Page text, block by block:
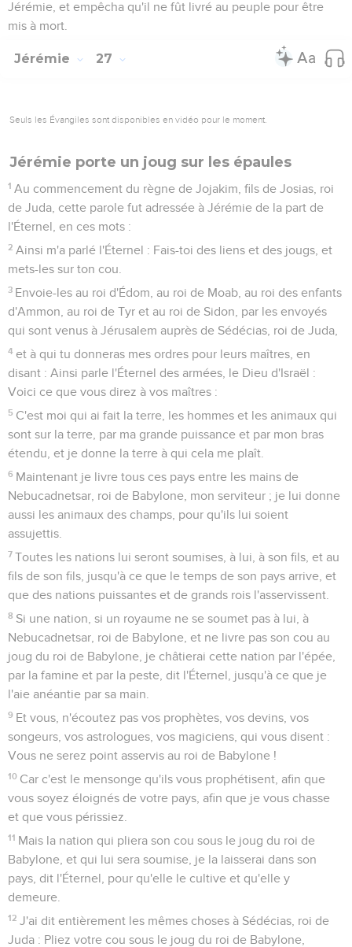
Jérémie, et empêcha qu'il ne fût livré au peuple pour être
mis à mort.
Jérémie 27
Seuls les Évangiles sont disponibles en vidéo pour le moment.
Jérémie porte un joug sur les épaules
1 Au commencement du règne de Jojakim, fils de Josias, roi
de Juda, cette parole fut adressée à Jérémie de la part de
l'Éternel, en ces mots :
2 Ainsi m'a parlé l'Éternel : Fais-toi des liens et des jougs, et
mets-les sur ton cou.
3 Envoie-les au roi d'Édom, au roi de Moab, au roi des enfants
d'Ammon, au roi de Tyr et au roi de Sidon, par les envoyés
qui sont venus à Jérusalem auprès de Sédécias, roi de Juda,
4 et à qui tu donneras mes ordres pour leurs maîtres, en
disant : Ainsi parle l'Éternel des armées, le Dieu d'Israël :
Voici ce que vous direz à vos maîtres :
5 C'est moi qui ai fait la terre, les hommes et les animaux qui
sont sur la terre, par ma grande puissance et par mon bras
étendu, et je donne la terre à qui cela me plaît.
6 Maintenant je livre tous ces pays entre les mains de
Nebucadnetsar, roi de Babylone, mon serviteur ; je lui donne
aussi les animaux des champs, pour qu'ils lui soient
assujettis.
7 Toutes les nations lui seront soumises, à lui, à son fils, et au
fils de son fils, jusqu'à ce que le temps de son pays arrive, et
que des nations puissantes et de grands rois l'asservissent.
8 Si une nation, si un royaume ne se soumet pas à lui, à
Nebucadnetsar, roi de Babylone, et ne livre pas son cou au
joug du roi de Babylone, je châtierai cette nation par l'épée,
par la famine et par la peste, dit l'Éternel, jusqu'à ce que je
l'aie anéantie par sa main.
9 Et vous, n'écoutez pas vos prophètes, vos devins, vos
songeurs, vos astrologues, vos magiciens, qui vous disent :
Vous ne serez point asservis au roi de Babylone !
10 Car c'est le mensonge qu'ils vous prophétisent, afin que
vous soyez éloignés de votre pays, afin que je vous chasse
et que vous périssiez.
11 Mais la nation qui pliera son cou sous le joug du roi de
Babylone, et qui lui sera soumise, je la laisserai dans son
pays, dit l'Éternel, pour qu'elle le cultive et qu'elle y
demeure.
12 J'ai dit entièrement les mêmes choses à Sédécias, roi de
Juda : Pliez votre cou sous le joug du roi de Babylone,